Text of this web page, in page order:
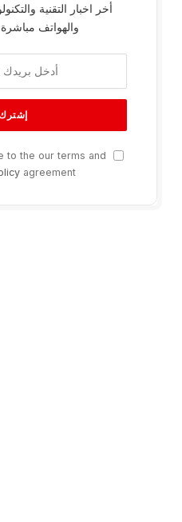
أخر اخبار التقنية
والهواتف
to the our terms and
agreement.